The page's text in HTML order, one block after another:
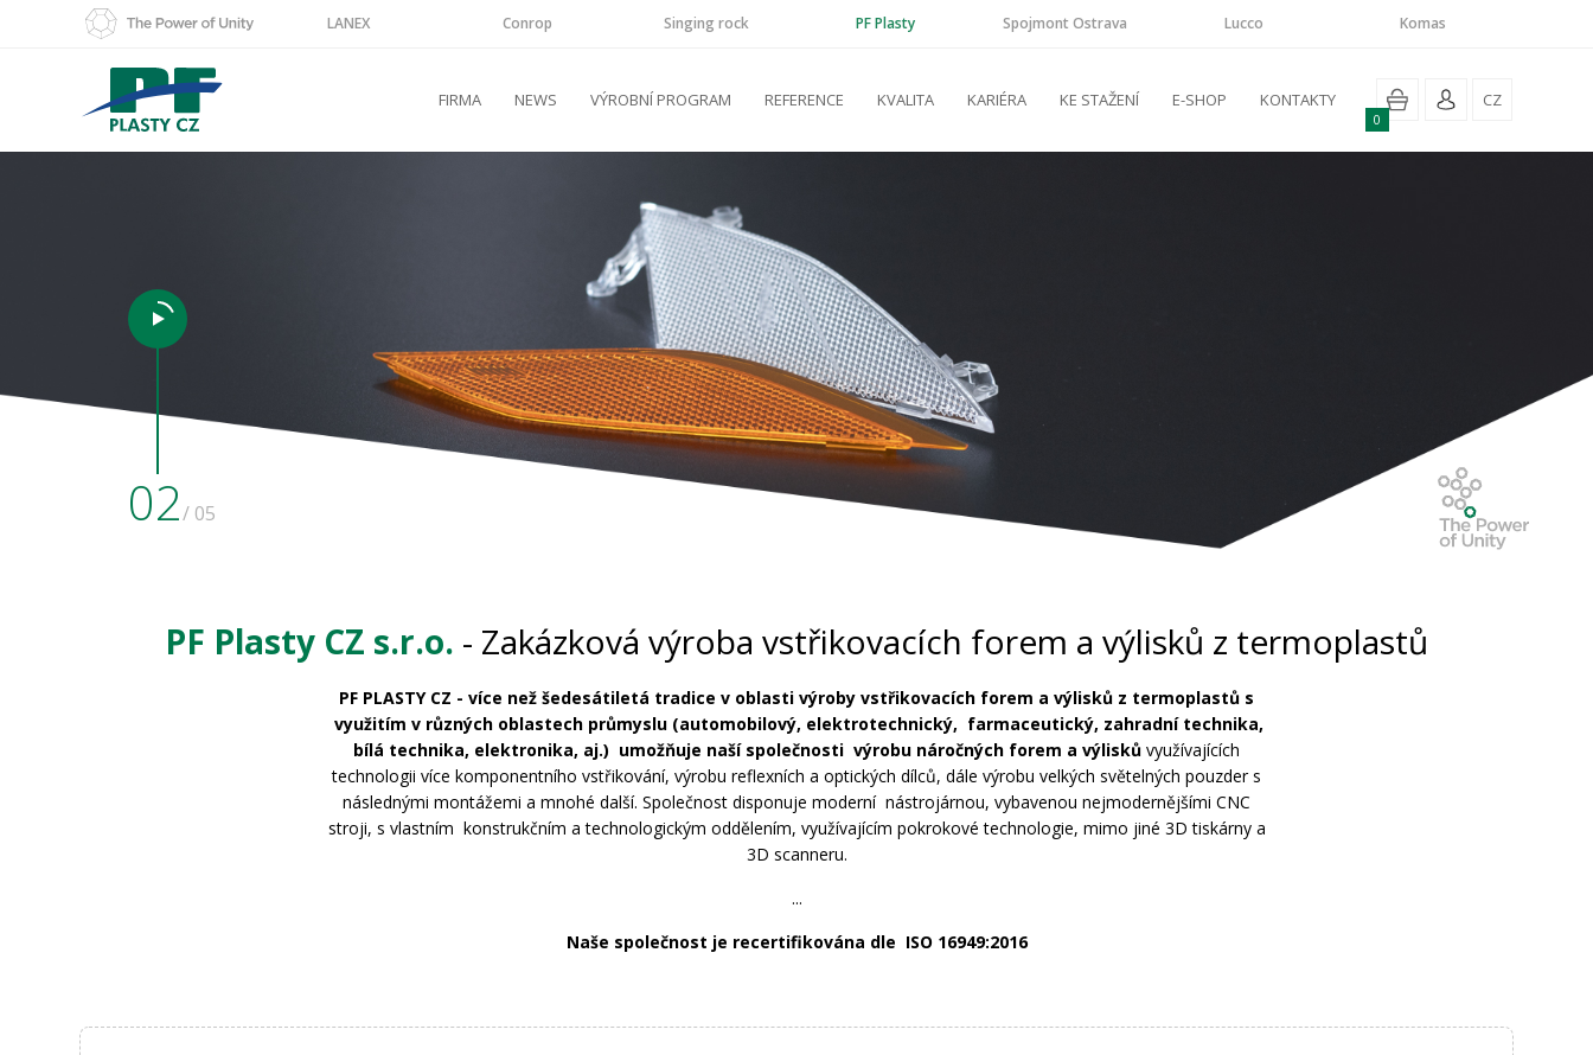
LANEX Conrop Singing rock PF Plasty Spojmont Ostrava Lucco Komas
FIRMA NEWS VÝROBNÍ PROGRAM REFERENCE KVALITA KARIÉRA KE STAŽENÍ E-SHOP KONTAKTY
0
CZ
02/ 05
PF Plasty CZ s.r.o. - Zakázková výroba vstřikovacích forem a výlisků z termoplastů
PF PLASTY CZ - více než šedesátiletá tradice v oblasti výroby vstřikovacích forem a výlisků z termoplastů s
využitím v různých oblastech průmyslu (automobilový, elektrotechnický, farmaceutický, zahradní technika,
bílá technika, elektronika, aj.) umožňuje naší společnosti výrobu náročných forem a výlisků využívajících
technologii více komponentního vstřikování, výrobu reflexních a optických dílců, dále výrobu velkých světelných pouzder s
následnými montážemi a mnohé další. Společnost disponuje moderní nástrojárnou, vybavenou nejmodernějšími CNC
stroji, s vlastním konstrukčním a technologickým oddělením, využívajícím pokrokové technologie, mimo jiné 3D tiskárny a
3D scanneru.
...
Naše společnost je recertifikována dle ISO 16949:2016